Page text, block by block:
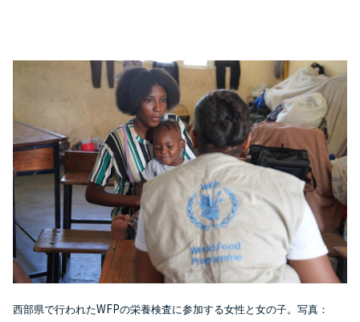
西部県で行われたWFPの栄養検査に参加する女性と女の子。写真：